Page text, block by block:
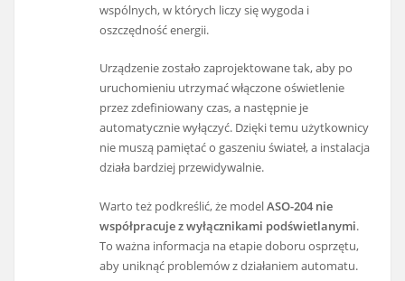
wspólnych, w których liczy się wygoda i
oszczędność energii.
Urządzenie zostało zaprojektowane tak, aby po
uruchomieniu utrzymać włączone oświetlenie
przez zdefiniowany czas, a następnie je
automatycznie wyłączyć. Dzięki temu użytkownicy
nie muszą pamiętać o gaszeniu świateł, a instalacja
działa bardziej przewidywalnie.
Warto też podkreślić, że modelASO-204 nie
współpracuje z wyłącznikami podświetlanymi.
To ważna informacja na etapie doboru osprzętu,
aby uniknąć problemów z działaniem automatu.